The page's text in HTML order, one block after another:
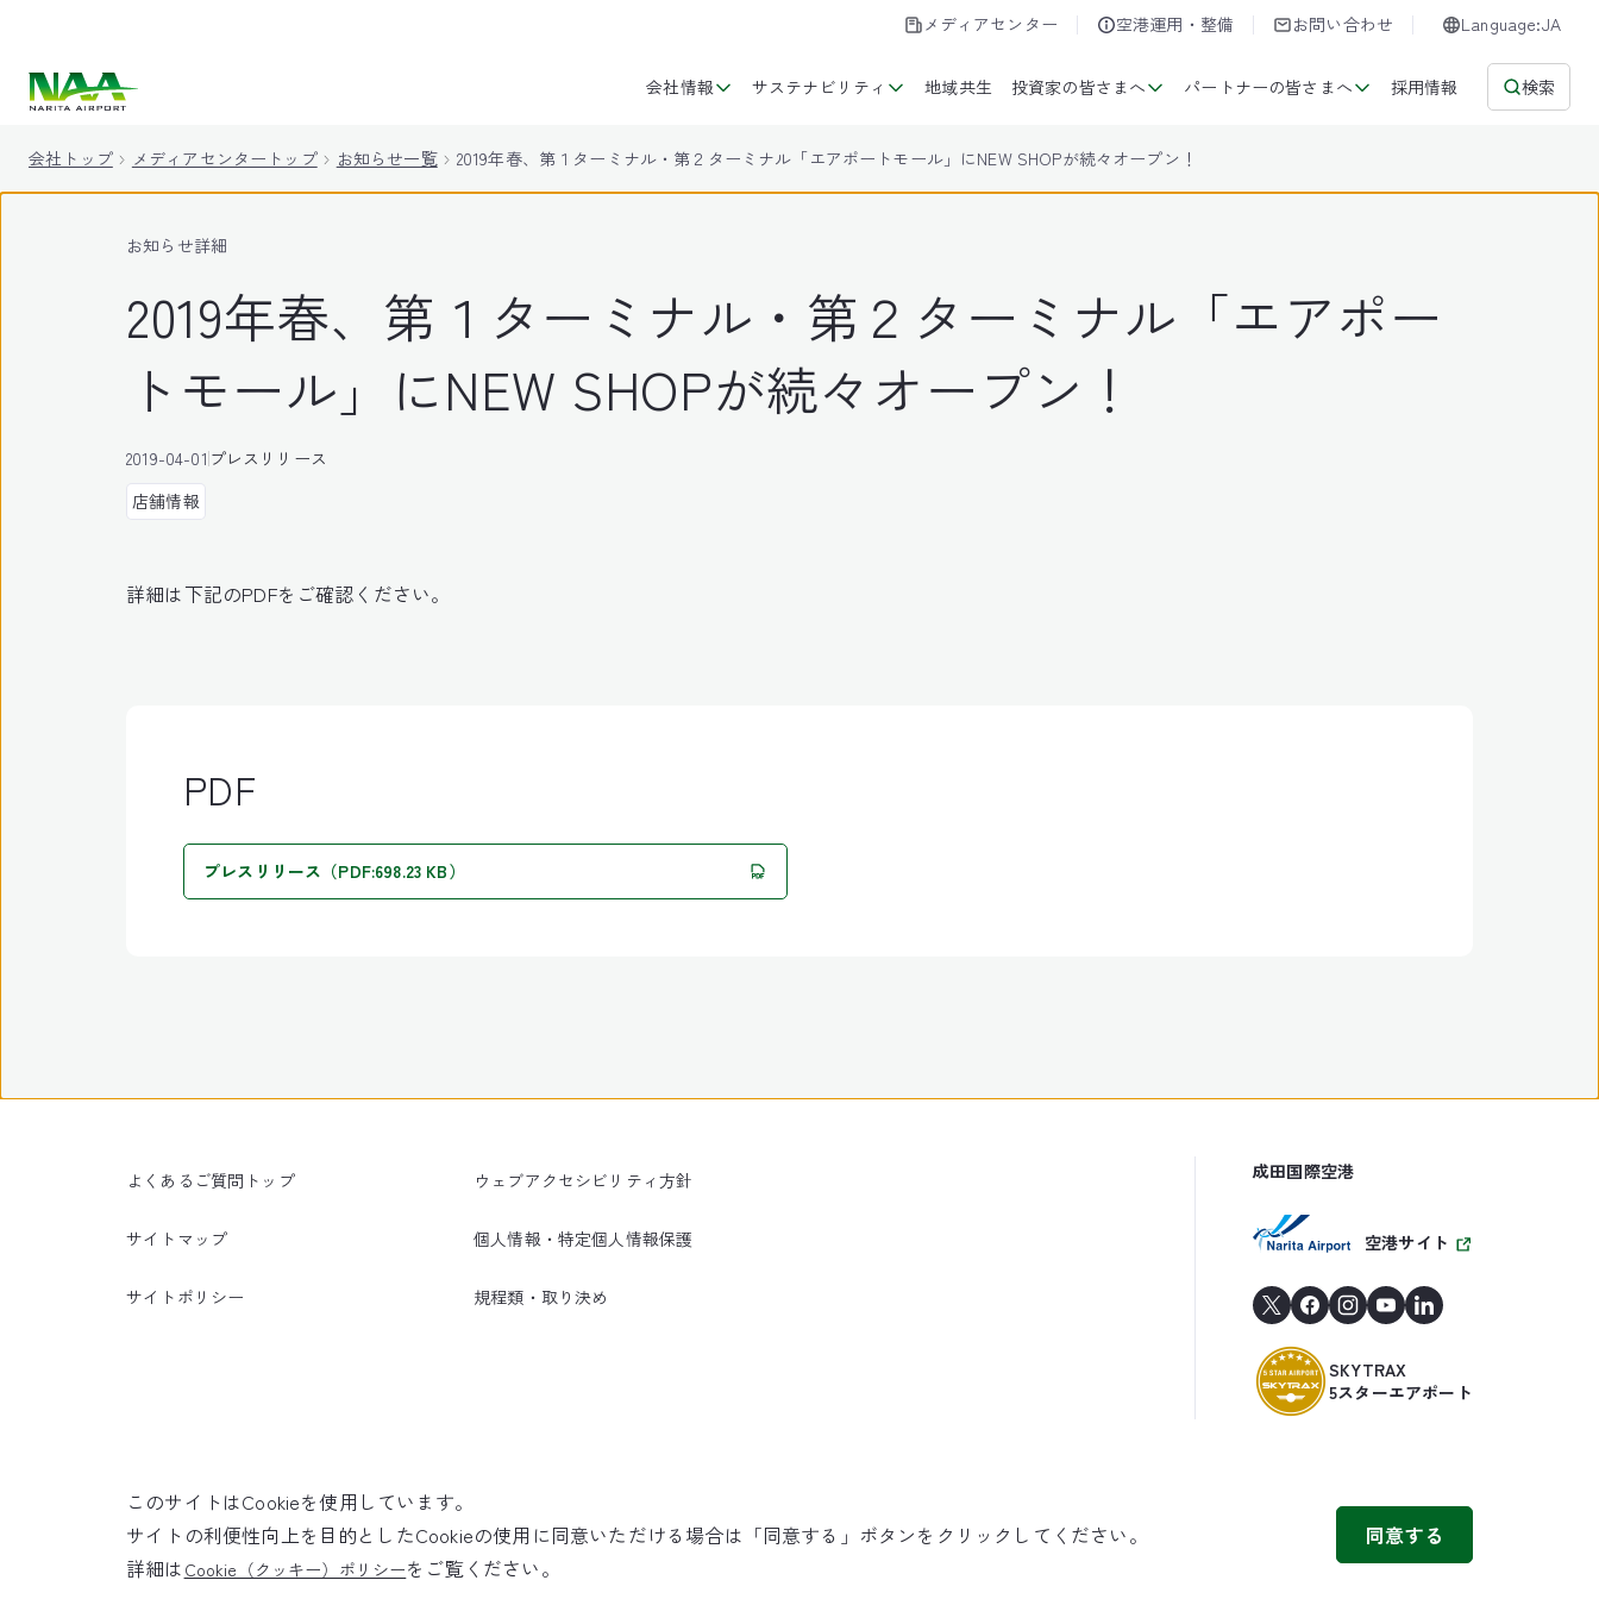
メディアセンター 空港運用・整備 お問い合わせ Language:JA
会社情報 サステナビリティ 地域共生 投資家の皆さまへ パートナーの皆さまへ 採用情報 検索
会社トップ メディアセンタートップ お知らせ一覧 2019年春、第１ターミナル・第２ターミナル「エアポートモール」にNEW SHOPが続々オープン！
お知らせ詳細
2019年春、第１ターミナル・第２ターミナル「エアポー
トモール」にNEW SHOPが続々オープン！
2019-04-01プレスリリース
店舗情報
詳細は下記のPDFをご確認ください。
PDF
プレスリリース（PDF:698.23 KB）
よくあるご質問トップ
サイトマップ
サイトポリシー
ウェブアクセシビリティ方針
個人情報・特定個人情報保護
規程類・取り決め
成田国際空港
空港サイト
SKYTRAX
5スターエアポート
©NARITA INTERNATIONAL AIRPORT CORPORATION
このサイトはCookieを使用しています。
サイトの利便性向上を目的としたCookieの使用に同意いただける場合は「同意する」ボタンをクリックしてください。
詳細は Cookie（クッキー）ポリシーをご覧ください。
同意する